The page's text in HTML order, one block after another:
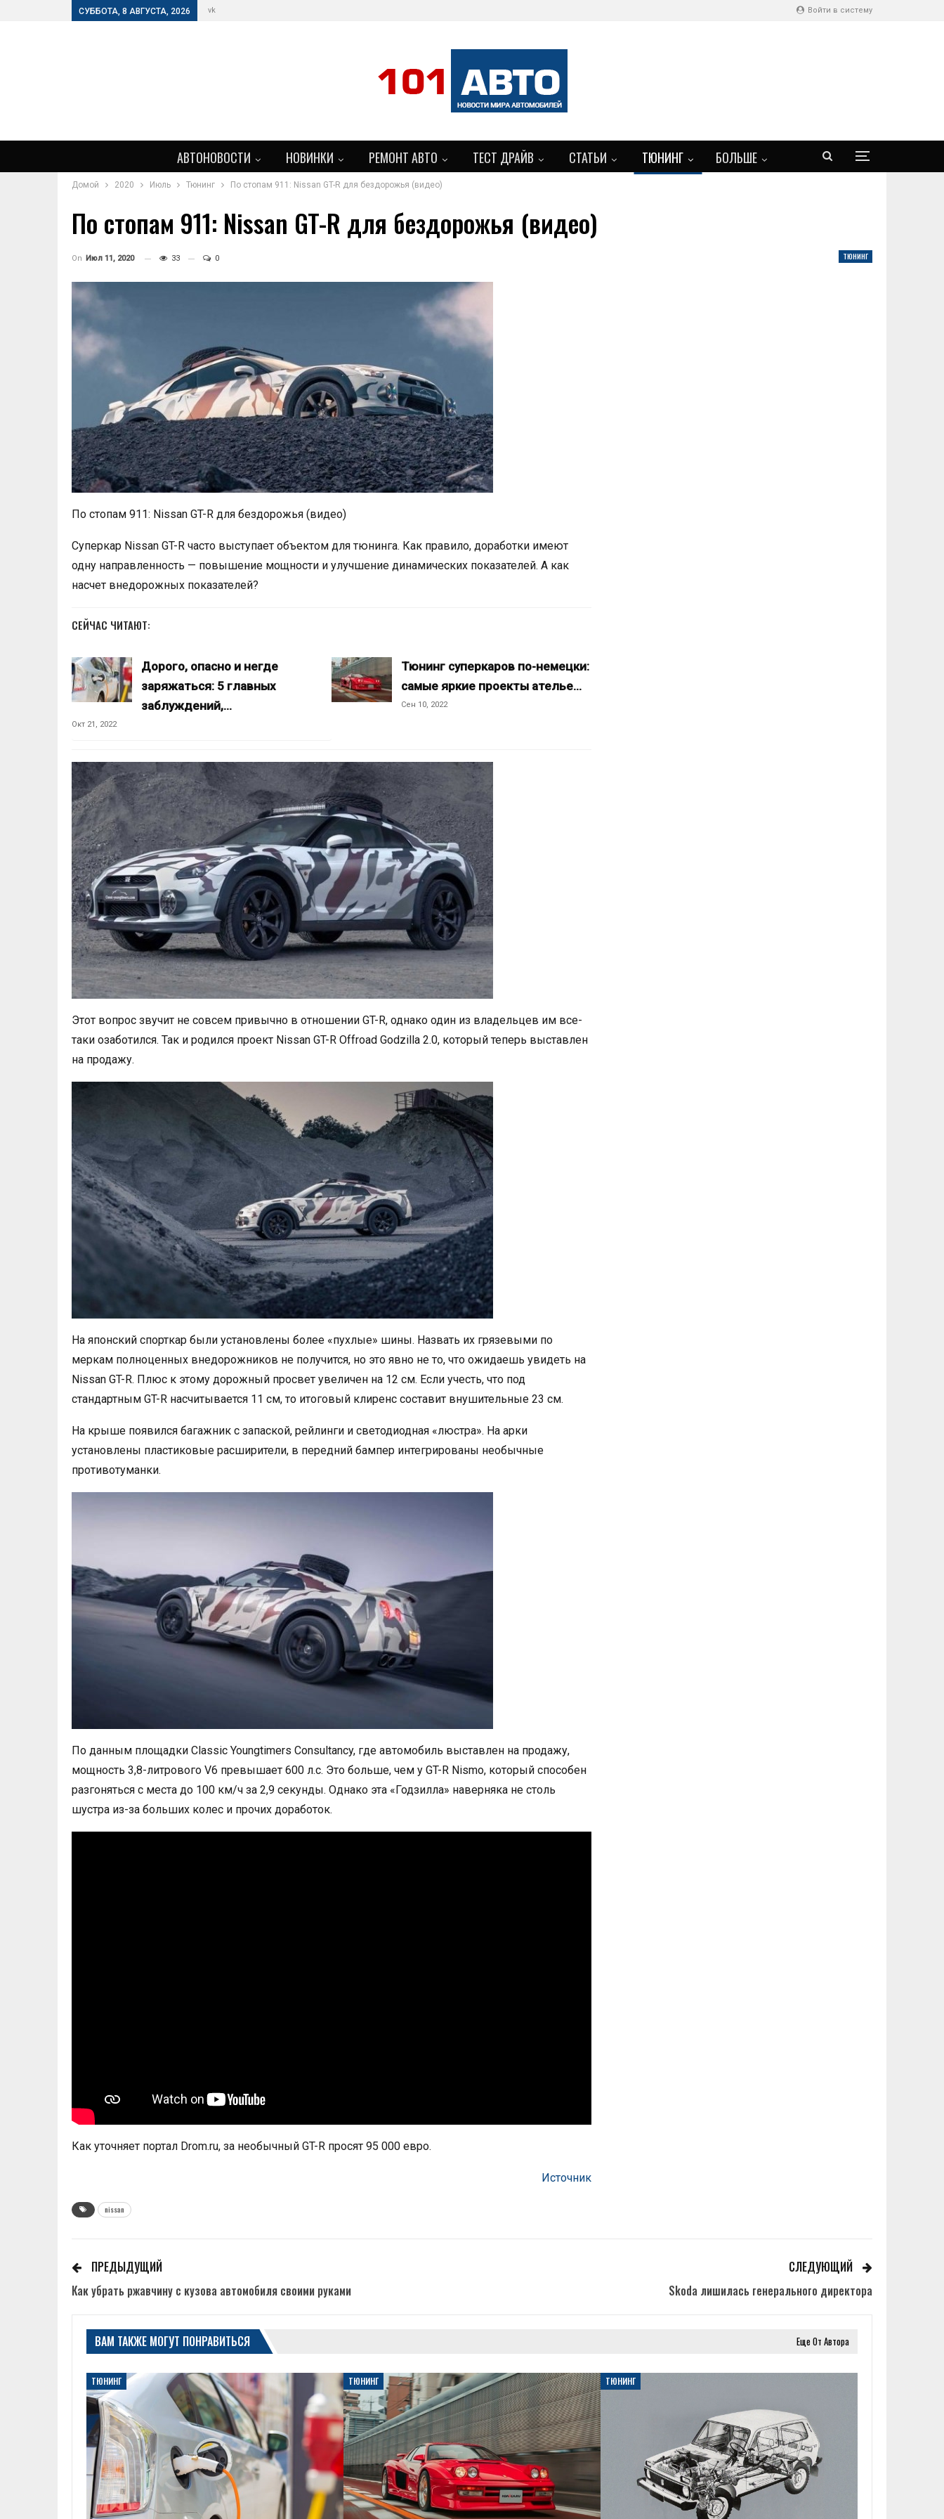
Войти в систему
СУББОТА, 8 АВГУСТА, 2026 vk
АВТОНОВОСТИ НОВИНКИ РЕМОНТ АВТО ТЕСТ ДРАЙВ СТАТЬИ ТЮНИНГ БОЛЬШЕ
Домой 2020 Июль Тюнинг По стопам 911: Nissan GT-R для бездорожья (видео)
По стопам 911: Nissan GT-R для бездорожья (видео)
ТЮНИНГ
On Июл 11, 2020 33 0
По стопам 911: Nissan GT-R для бездорожья (видео)
Суперкар Nissan GT-R часто выступает объектом для тюнинга. Как правило, доработки имеют
одну направленность — повышение мощности и улучшение динамических показателей. А как
насчет внедорожных показателей?
СЕЙЧАС ЧИТАЮТ:
Дорого, опасно и негде
заряжаться: 5 главных
заблуждений,…
Окт 21, 2022
Тюнинг суперкаров по-немецки:
самые яркие проекты ателье…
Сен 10, 2022
Этот вопрос звучит не совсем привычно в отношении GT-R, однако один из владельцев им все-
таки озаботился. Так и родился проект Nissan GT-R Offroad Godzilla 2.0, который теперь выставлен
на продажу.
На японский спорткар были установлены более «пухлые» шины. Назвать их грязевыми по
меркам полноценных внедорожников не получится, но это явно не то, что ожидаешь увидеть на
Nissan GT-R. Плюс к этому дорожный просвет увеличен на 12 см. Если учесть, что под
стандартным GT-R насчитывается 11 см, то итоговый клиренс составит внушительные 23 см.
На крыше появился багажник с запаской, рейлинги и светодиодная «люстра». На арки
установлены пластиковые расширители, в передний бампер интегрированы необычные
противотуманки.
По данным площадки Classic Youngtimers Consultancy, где автомобиль выставлен на продажу,
мощность 3,8-литрового V6 превышает 600 л.с. Это больше, чем у GT-R Nismo, который способен
разгоняться с места до 100 км/ч за 2,9 секунды. Однако эта «Годзилла» наверняка не столь
шустра из-за больших колес и прочих доработок.
Как уточняет портал Drom.ru, за необычный GT-R просят 95 000 евро.
Источник
nissan
ПРЕДЫДУЩИЙ
Как убрать ржавчину с кузова автомобиля своими руками
СЛЕДУЮЩИЙ
Skoda лишилась генерального директора
ВАМ ТАКЖЕ МОГУТ ПОНРАВИТЬСЯ Еще От Автора
ТЮНИНГ ТЮНИНГ ТЮНИНГ